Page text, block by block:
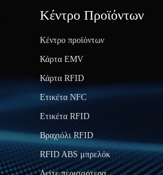
Κέντρο Προϊόντων
Κέντρο προϊόντων
Κάρτα EMV
Κάρτα RFID
Ετικέτα NFC
Ετικέτα RFID
Βραχιόλι RFID
RFID ABS μπρελόκ